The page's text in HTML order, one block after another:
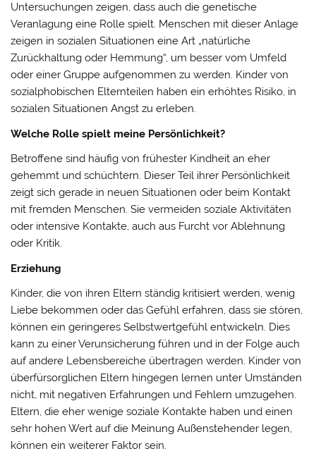
Untersuchungen zeigen, dass auch die genetische
Veranlagung eine Rolle spielt. Menschen mit dieser Anlage
zeigen in sozialen Situationen eine Art „natürliche
Zurückhaltung oder Hemmung“, um besser vom Umfeld
oder einer Gruppe aufgenommen zu werden. Kinder von
sozialphobischen Elternteilen haben ein erhöhtes Risiko, in
sozialen Situationen Angst zu erleben.
Welche Rolle spielt meine Persönlichkeit?
Betroffene sind häufig von frühester Kindheit an eher
gehemmt und schüchtern. Dieser Teil ihrer Persönlichkeit
zeigt sich gerade in neuen Situationen oder beim Kontakt
mit fremden Menschen. Sie vermeiden soziale Aktivitäten
oder intensive Kontakte, auch aus Furcht vor Ablehnung
oder Kritik.
Erziehung
Kinder, die von ihren Eltern ständig kritisiert werden, wenig
Liebe bekommen oder das Gefühl erfahren, dass sie stören,
können ein geringeres Selbstwertgefühl entwickeln. Dies
kann zu einer Verunsicherung führen und in der Folge auch
auf andere Lebensbereiche übertragen werden. Kinder von
überfürsorglichen Eltern hingegen lernen unter Umständen
nicht, mit negativen Erfahrungen und Fehlern umzugehen.
Eltern, die eher wenige soziale Kontakte haben und einen
sehr hohen Wert auf die Meinung Außenstehender legen,
können ein weiterer Faktor sein.